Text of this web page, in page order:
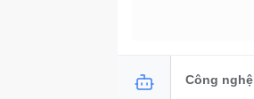
Công nghệ